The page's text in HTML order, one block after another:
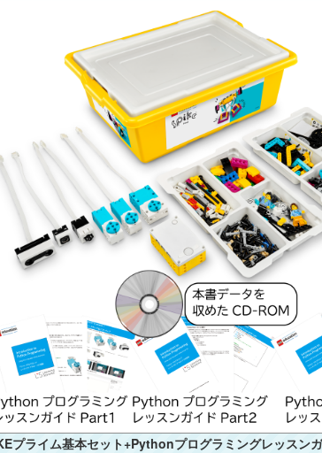
プライム基本セット+Pythonプログラミングレッスン